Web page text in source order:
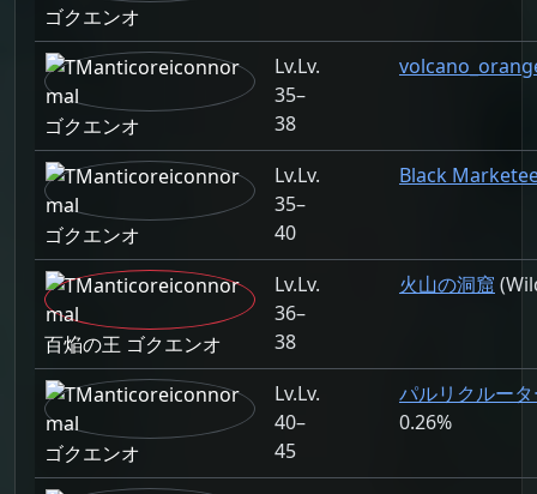
ゴクエンオ
ゴクエンオ
Lv.
35–
38
ゴクエンオ
Lv.
35–
40
Black
百焔の王 ゴクエンオ
Lv.
36–
38
火山の洞窟
ゴクエンオ
Lv.
40–
45
パルリクルー
0.26%